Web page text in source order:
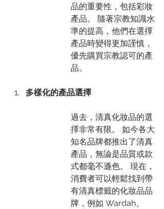
品的重要性，包括彩妝
產品。 隨著宗教知識水
準的提高，他們在選擇
產品時變得更加謹慎，
優先購買宗教認可的產
品。
多樣化的產品選擇
過去，清真化妝品的選
擇非常有限。 如今各大
知名品牌都推出了清真
產品，無論是品質或款
式都毫不遜色。 現在，
消費者可以輕鬆找到帶
有清真標籤的化妝品品
牌，例如 Wardah、